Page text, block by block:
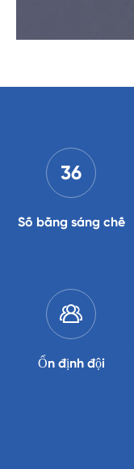
36
Số bằng sáng chế

Ổn định đội